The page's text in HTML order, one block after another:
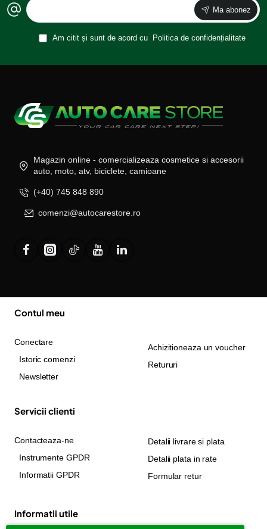
Ma abonez
Am citit și sunt de acord cu Politica de confidențialitate
Magazin online - comercializeaza cosmetice si accesorii
auto, moto, atv, biciclete, camioane
(+40) 745 848 890
comenzi@autocarestore.ro
Contul meu
Conectare
Istoric comenzi
Newsletter
Achizitioneaza un voucher
Retururi
Servicii clienti
Contacteaza-ne
Instrumente GPDR
Informatii GPDR
Detalii livrare si plata
Detalii plata in rate
Formular retur
Informatii utile